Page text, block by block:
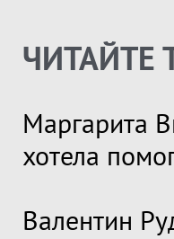
ЧИТАЙТЕ
Маргарита
хотела
Валентин